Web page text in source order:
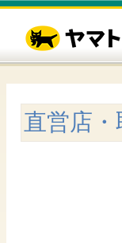
直営店